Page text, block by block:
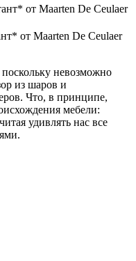
от Maarten De Ceulaer
невозможно
из шаров и
Что, в принципе,
мебели:
удивлять нас все